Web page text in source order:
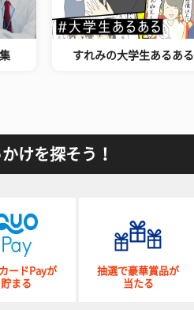
すれみの大学生あるある
けを探そう！
ードPayが
貯まる
抽選で豪華賞品が
当たる